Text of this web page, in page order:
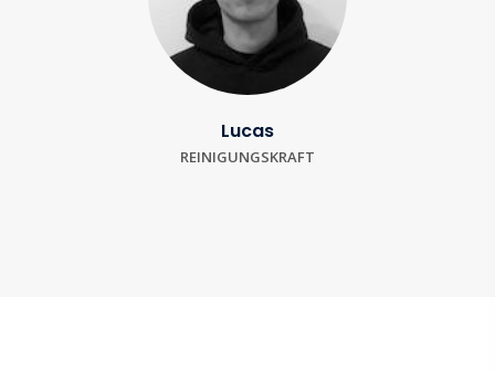
Lucas
REINIGUNGSKRAFT